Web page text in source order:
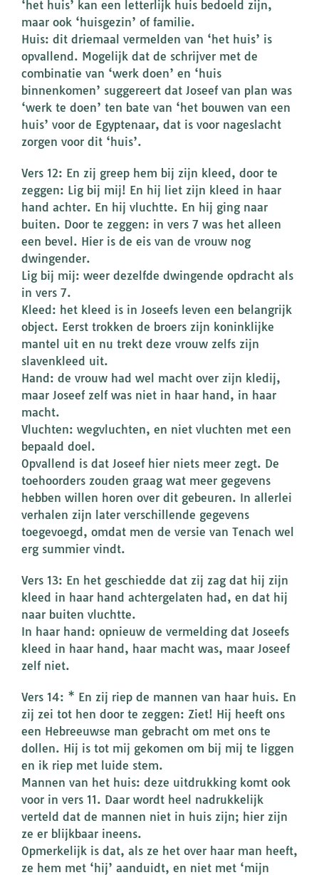
‘het huis’ kan een letterlijk huis bedoeld zijn,
maar ook ‘huisgezin’ of familie.
Huis: dit driemaal vermelden van ‘het huis’ is
opvallend. Mogelijk dat de schrijver met de
combinatie van ‘werk doen’ en ‘huis
binnenkomen’ suggereert dat Joseef van plan was
‘werk te doen’ ten bate van ‘het bouwen van een
huis’ voor de Egyptenaar, dat is voor nageslacht
zorgen voor dit ‘huis’.
Vers 12: En zij greep hem bij zijn kleed, door te
zeggen: Lig bij mij! En hij liet zijn kleed in haar
hand achter. En hij vluchtte. En hij ging naar
buiten. Door te zeggen: in vers 7 was het alleen
een bevel. Hier is de eis van de vrouw nog
dwingender.
Lig bij mij: weer dezelfde dwingende opdracht als
in vers 7.
Kleed: het kleed is in Joseefs leven een belangrijk
object. Eerst trokken de broers zijn koninklijke
mantel uit en nu trekt deze vrouw zelfs zijn
slavenkleed uit.
Hand: de vrouw had wel macht over zijn kledij,
maar Joseef zelf was niet in haar hand, in haar
macht.
Vluchten: wegvluchten, en niet vluchten met een
bepaald doel.
Opvallend is dat Joseef hier niets meer zegt. De
toehoorders zouden graag wat meer gegevens
hebben willen horen over dit gebeuren. In allerlei
verhalen zijn later verschillende gegevens
toegevoegd, omdat men de versie van Tenach wel
erg summier vindt.
Vers 13: En het geschiedde dat zij zag dat hij zijn
kleed in haar hand achtergelaten had, en dat hij
naar buiten vluchtte.
In haar hand: opnieuw de vermelding dat Joseefs
kleed in haar hand, haar macht was, maar Joseef
zelf niet.
Vers 14: * En zij riep de mannen van haar huis. En
zij zei tot hen door te zeggen: Ziet! Hij heeft ons
een Hebreeuwse man gebracht om met ons te
dollen. Hij is tot mij gekomen om bij mij te liggen
en ik riep met luide stem.
Mannen van het huis: deze uitdrukking komt ook
voor in vers 11. Daar wordt heel nadrukkelijk
verteld dat de mannen niet in huis zijn; hier zijn
ze er blijkbaar ineens.
Opmerkelijk is dat, als ze het over haar man heeft,
ze hem met ‘hij’ aanduidt, en niet met ‘mijn